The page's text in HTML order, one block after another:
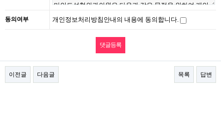
동의여부 개인정보처리방침안내의 내용에 동의합니다.
이전글 다음글 목록 답변